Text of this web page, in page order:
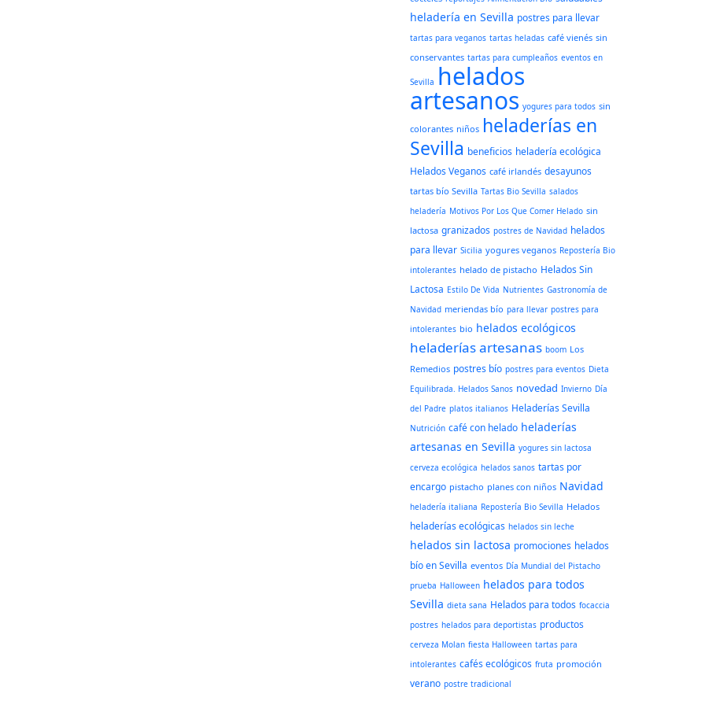
heladería en Sevilla postres para llevar
tartas para veganos tartas heladas café vienés sin
conservantes tartas para cumpleaños eventos en
Sevilla helados
artesanos yogures para todos sin
colorantes niños heladerías en
Sevilla beneficios heladería ecológica
Helados Veganos café irlandés desayunos
tartas bío Sevilla Tartas Bio Sevilla salados
heladería Motivos Por Los Que Comer Helado sin
lactosa granizados postres de Navidad helados
para llevar Sicilia yogures veganos Repostería Bio
intolerantes helado de pistacho Helados Sin
Lactosa Estilo De Vida Nutrientes Gastronomía de
Navidad meriendas bío para llevar postres para
intolerantes bio helados ecológicos
heladerías artesanas boom Los
Remedios postres bío postres para eventos Dieta
Equilibrada. Helados Sanos novedad Invierno Día
del Padre platos italianos Heladerías Sevilla
Nutrición café con helado heladerías
artesanas en Sevilla yogures sin lactosa
cerveza ecológica helados sanos tartas por
encargo pistacho planes con niños Navidad
heladería italiana Repostería Bio Sevilla Helados
heladerías ecológicas helados sin leche
helados sin lactosa promociones helados
bío en Sevilla eventos Día Mundial del Pistacho
prueba Halloween helados para todos
Sevilla dieta sana Helados para todos focaccia
postres helados para deportistas productos
cerveza Molan fiesta Halloween tartas para
intolerantes cafés ecológicos fruta promoción
verano postre tradicional